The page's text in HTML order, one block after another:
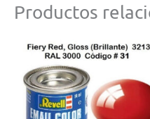
Productos